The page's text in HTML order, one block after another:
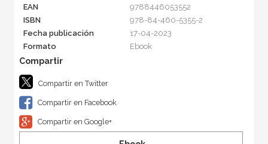
EAN
9788446053552
ISBN
978-84-460-5355-2
Fecha publicación
17-04-2023
Formato
Ebook
Compartir en Twitter
Compartir en Facebook
Compartir en Google+